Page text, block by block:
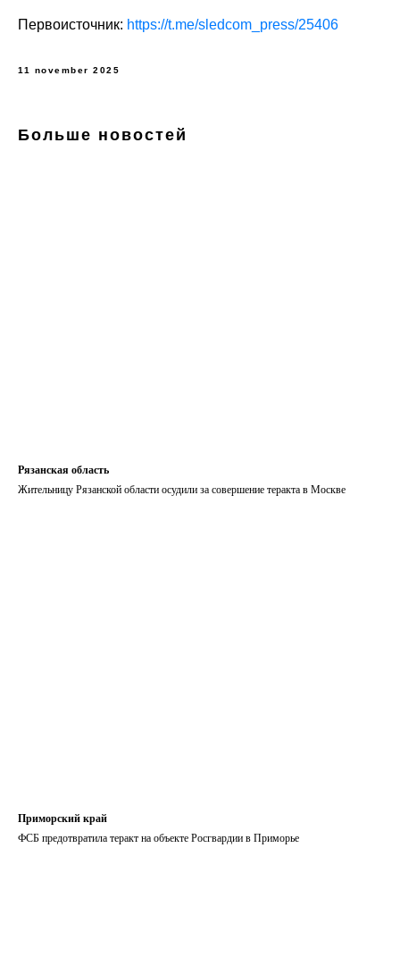
Первоисточник: https://t.me/sledcom_press/25406
11 november 2025
Больше новостей
Рязанская область
Жительницу Рязанской области осудили за совершение теракта в Москве
Приморский край
ФСБ предотвратила теракт на объекте Росгвардии в Приморье